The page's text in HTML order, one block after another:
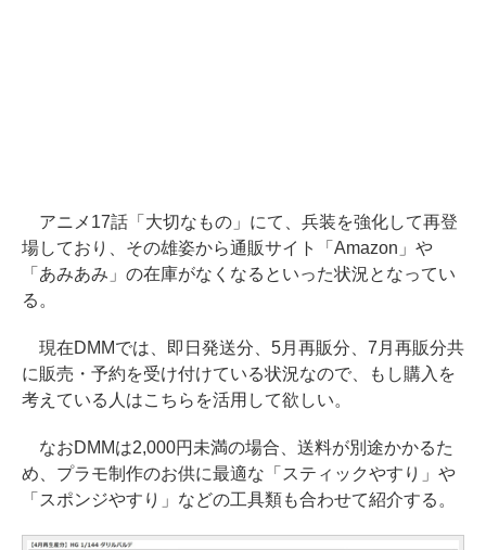
アニメ17話「大切なもの」にて、兵装を強化して再登
場しており、その雄姿から通販サイト「Amazon」や
「あみあみ」の在庫がなくなるといった状況となってい
る。
現在DMMでは、即日発送分、5月再販分、7月再販分共
に販売・予約を受け付けている状況なので、もし購入を
考えている人はこちらを活用して欲しい。
なおDMMは2,000円未満の場合、送料が別途かかるた
め、プラモ制作のお供に最適な「スティックやすり」や
「スポンジやすり」などの工具類も合わせて紹介する。